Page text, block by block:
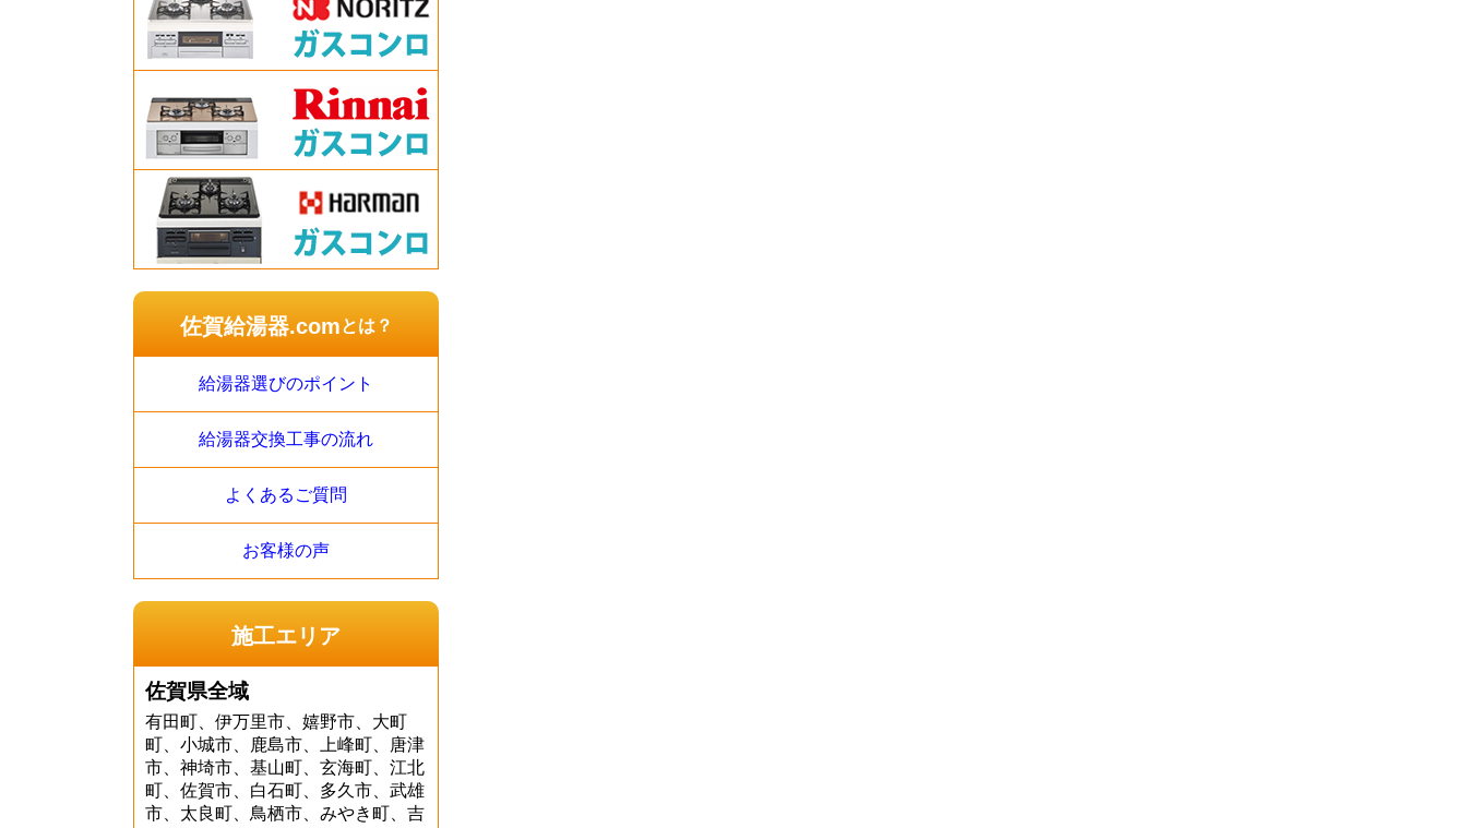
佐賀給湯器.comとは？
給湯器選びのポイント
給湯器交換工事の流れ
よくあるご質問
お客様の声
施工エリア
佐賀県全域
有田町、伊万里市、嬉野市、大町
町、小城市、鹿島市、上峰町、唐津
市、神埼市、基山町、玄海町、江北
町、佐賀市、白石町、多久市、武雄
市、太良町、鳥栖市、みやき町、吉